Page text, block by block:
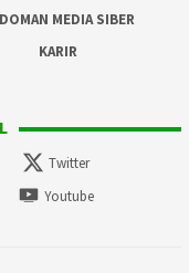
MEDIA SIBER
KARIR
Twitter
Youtube